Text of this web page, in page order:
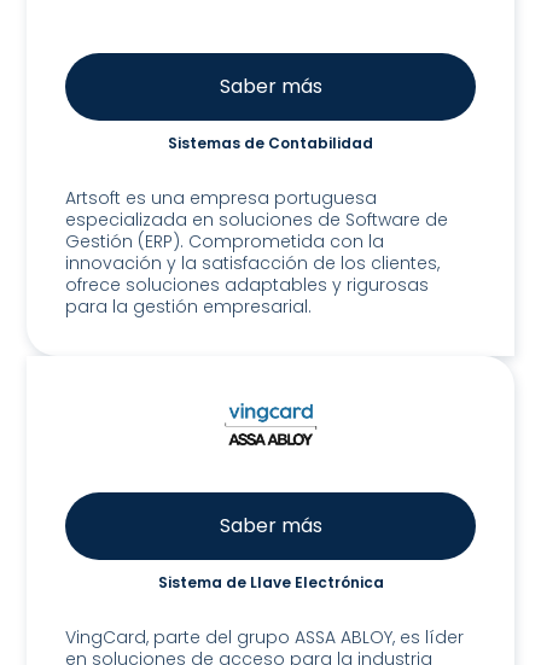
Saber más
Sistemas de Contabilidad
Artsoft es una empresa portuguesa
especializada en soluciones de Software de
Gestión (ERP). Comprometida con la
innovación y la satisfacción de los clientes,
ofrece soluciones adaptables y rigurosas
para la gestión empresarial.
Saber más
Sistema de Llave Electrónica
VingCard, parte del grupo ASSA ABLOY, es líder
en soluciones de acceso para la industria